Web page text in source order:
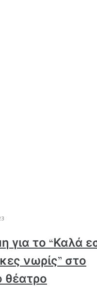
για το “Καλά
νωρίς” στο
θέατρο